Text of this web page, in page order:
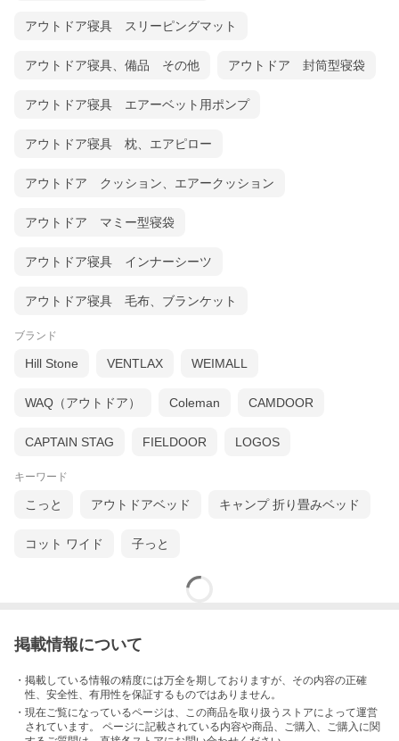
アウトドア寝具 スリーピングマット
アウトドア寝具、備品 その他 アウトドア 封筒型寝袋
アウトドア寝具 エアーベット用ポンプ
アウトドア寝具 枕、エアピロー
アウトドア クッション、エアークッション
アウトドア マミー型寝袋
アウトドア寝具 インナーシーツ
アウトドア寝具 毛布、ブランケット
ブランド
Hill Stone VENTLAX WEIMALL
WAQ（アウトドア） Coleman CAMDOOR
CAPTAIN STAG FIELDOOR LOGOS
キーワード
こっと アウトドアベッド キャンプ 折り畳みベッド
コット ワイド 子っと
掲載情報について
・掲載している情報の精度には万全を期しておりますが、その内容の正確
性、安全性、有用性を保証するものではありません。
・現在ご覧になっているページは、この商品を取り扱うストアによって運営
されています。 ページに記載されている内容や商品、ご購入 、ご購入に関